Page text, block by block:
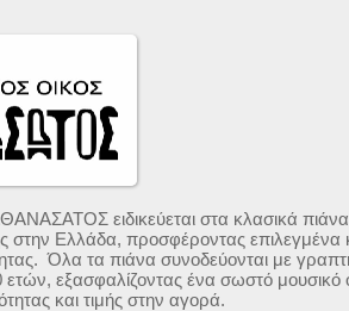
ειδικεύεται στα κλασικά πιάνα
στην Ελλάδα, προσφέροντας επιλεγμένα
Όλα τα πιάνα συνοδεύονται με
ετών, εξασφαλίζοντας ένα σωστό
και τιμής στην αγορά.